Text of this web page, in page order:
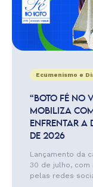
Ecumenismo e
“BOTO FÉ NO
MOBILIZA
ENFRENTAR A
DE 2026
Lançamento da
30 de julho, com
pelas redes